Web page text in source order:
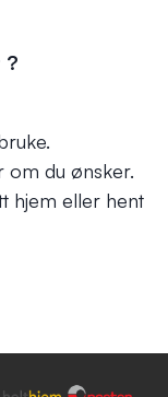
?
om du ønsker.
hjem eller hent